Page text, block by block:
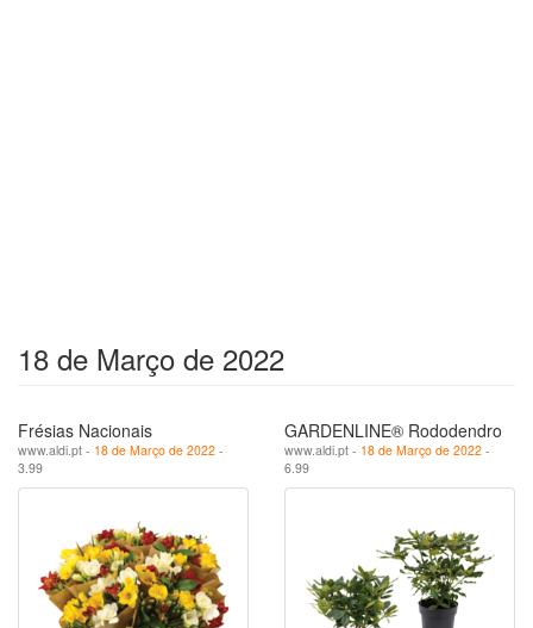
18 de Março de 2022
Frésias Nacionais
www.aldi.pt - 18 de Março de 2022 -
3.99
GARDENLINE® Rododendro
www.aldi.pt - 18 de Março de 2022 -
6.99